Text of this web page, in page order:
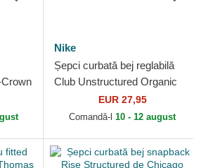
Nike
Șepci curbată bej reglabilă
Club Unstructured Organic
Cotton de Chicago White Sox
MLB de Nike
EUR 27,95
Comandă-l 10 - 12 august